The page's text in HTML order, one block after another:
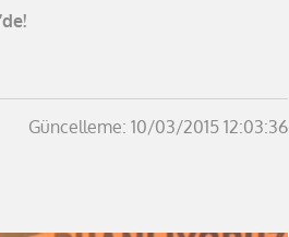
!
Güncelleme: 10/03/2015 12:03:36